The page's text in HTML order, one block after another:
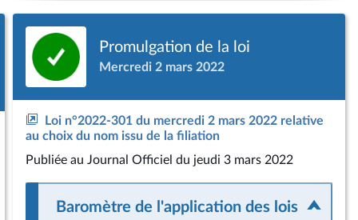
Promulgation de la loi
Mercredi 2 mars 2022
Loi n°2022-301 du mercredi 2 mars 2022 relative
au choix du nom issu de la filiation
Publiée au Journal Officiel du jeudi 3 mars 2022
Baromètre de l'application des lois